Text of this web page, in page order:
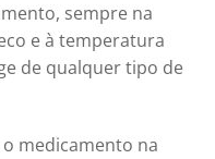
sempre na
e à temperatura
de qualquer tipo de
medicamento na